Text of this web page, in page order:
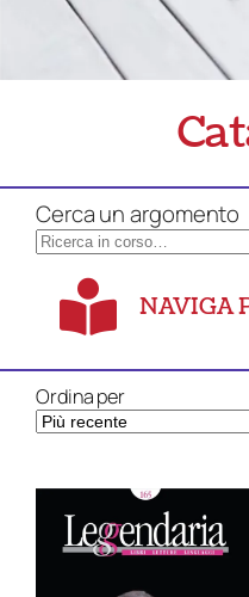
Cerca un argomento
NAVIGA
Ordina per